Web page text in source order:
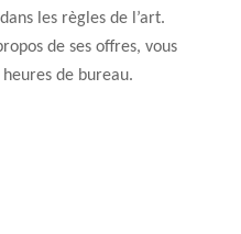
les règles de l’art.
de ses offres, vous
de bureau.